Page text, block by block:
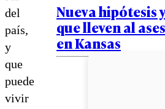
del
país,
y
que
puede
vivir
Nueva hipótesis
que lleven al
en Kansas